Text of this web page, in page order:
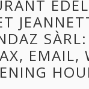
EMAIL,